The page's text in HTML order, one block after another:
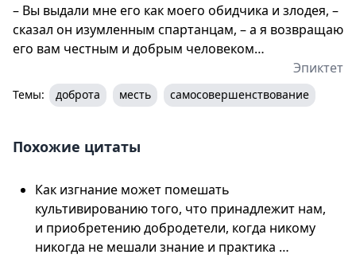
– Вы выдали мне его как моего обидчика и злодея, –
сказал он изумленным спартанцам, – а я возвращаю
его вам честным и добрым человеком…
Эпиктет
Темы: доброта месть самосовершенствование
Похожие цитаты
Как изгнание может помешать
культивированию того, что принадлежит нам,
и приобретению добродетели, когда никому
никогда не мешали знание и практика …